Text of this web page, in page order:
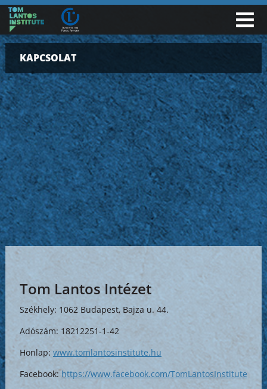
KAPCSOLAT
Tom Lantos Intézet
Székhely: 1062 Budapest, Bajza u. 44.
Adószám: 18212251-1-42
Honlap: www.tomlantosinstitute.hu
Facebook:https://www.facebook.com/TomLantosInstitute